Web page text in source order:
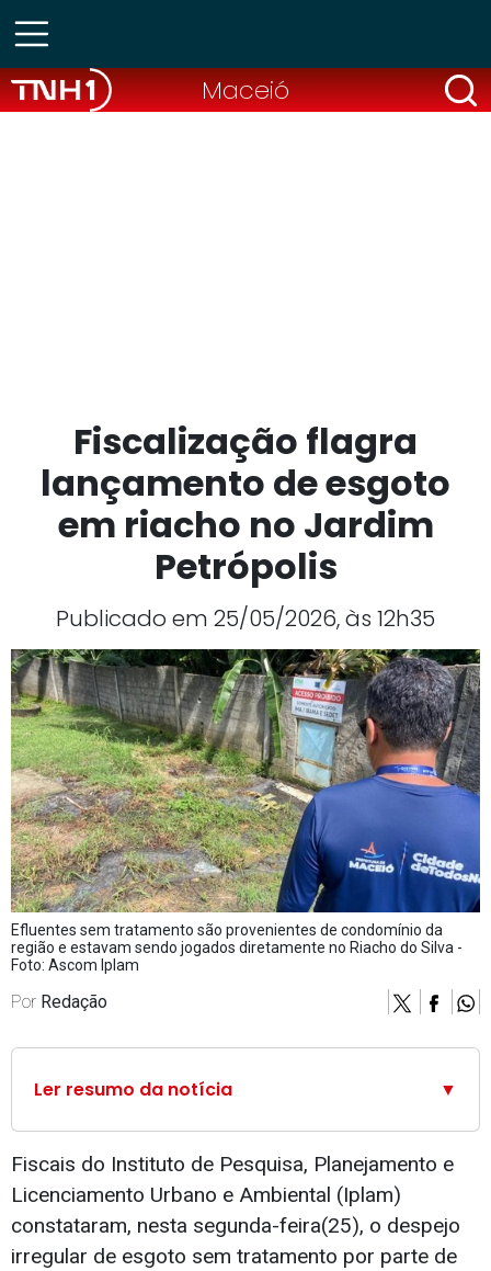
Maceió
Fiscalização flagra
lançamento de esgoto
em riacho no Jardim
Petrópolis
Publicado em 25/05/2026, às 12h35
Efluentes sem tratamento são provenientes de condomínio da
região e estavam sendo jogados diretamente no Riacho do Silva -
Foto: Ascom Iplam
Por Redação
Ler resumo da notícia ▼
Fiscais do Instituto de Pesquisa, Planejamento e
Licenciamento Urbano e Ambiental (Iplam)
constataram, nesta segunda-feira(25), o despejo
irregular de esgoto sem tratamento por parte de